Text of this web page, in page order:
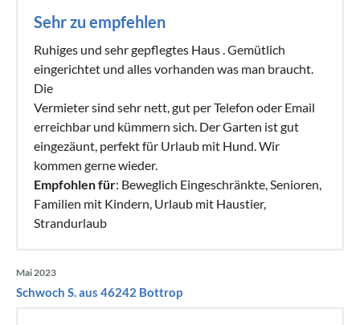
Sehr zu empfehlen
Ruhiges und sehr gepflegtes Haus . Gemütlich
eingerichtet und alles vorhanden was man braucht.
Die
Vermieter sind sehr nett, gut per Telefon oder Email
erreichbar und kümmern sich. Der Garten ist gut
eingezäunt, perfekt für Urlaub mit Hund. Wir
kommen gerne wieder.
Empfohlen für: Beweglich Eingeschränkte, Senioren,
Familien mit Kindern, Urlaub mit Haustier,
Strandurlaub
Mai 2023
Schwoch S. aus 46242 Bottrop